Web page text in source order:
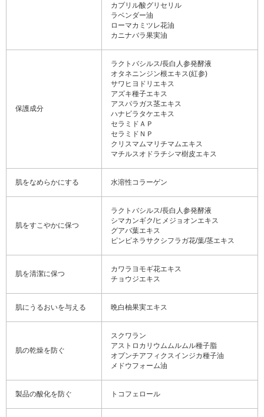
カプリル酸グリセリル
ラベンダー油
ローマカミツレ花油
カニナバラ果実油
保護成分
ラクトバシルス/長白人参発酵液
オタネニンジン根エキス(紅参)
サワヒヨドリエキス
アズキ種子エキス
アスパラガス茎エキス
ハナビラタケエキス
セラミドＡＰ
セラミドＮＰ
クリスマムマリチマムエキス
マチルスオドラチシマ樹皮エキス
肌をなめらかにする 水溶性コラーゲン
肌をすこやかに保つ
ラクトバシルス/長白人参発酵液
シマカンギク/ヒメジョオンエキス
グアバ葉エキス
ピンピネラサクシフラガ花/葉/茎エキス
肌を清潔に保つ
カワラヨモギ花エキス
チョウジエキス
肌にうるおいを与える 晩白柚果実エキス
肌の乾燥を防ぐ
スクワラン
アストロカリウムムルムル種子脂
オプンチアフィクスインジカ種子油
メドウフォーム油
製品の酸化を防ぐ トコフェロール